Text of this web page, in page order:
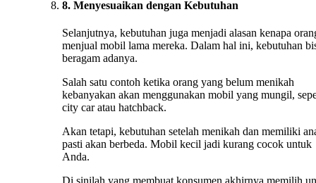
8. Menyesuaikan dengan Kebutuhan
Selanjutnya, kebutuhan juga menjadi alasan kenapa
menjual mobil lama mereka. Dalam hal ini, kebutuhan
beragam adanya.
Salah satu contoh ketika orang yang belum menikah
kebanyakan akan menggunakan mobil yang mungil,
city car atau hatchback.
Akan tetapi, kebutuhan setelah menikah dan memiliki
pasti akan berbeda. Mobil kecil jadi kurang cocok untuk
Anda.
Di sinilah yang membuat konsumen akhirnya memilih